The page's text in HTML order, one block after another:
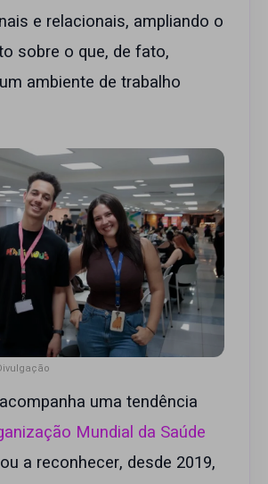
e relacionais, ampliando o
sobre o que, de fato,
ambiente de trabalho
uma tendência
Mundial da Saúde
a reconhecer, desde 2019,